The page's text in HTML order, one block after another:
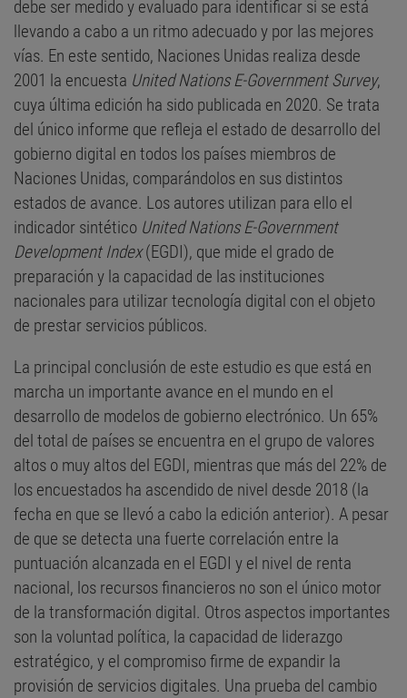
debe ser medido y evaluado para identificar si se está
llevando a cabo a un ritmo adecuado y por las mejores
vías. En este sentido, Naciones Unidas realiza desde
2001 la encuesta United Nations E-Government Survey,
cuya última edición ha sido publicada en 2020. Se trata
del único informe que refleja el estado de desarrollo del
gobierno digital en todos los países miembros de
Naciones Unidas, comparándolos en sus distintos
estados de avance. Los autores utilizan para ello el
indicador sintético United Nations E-Government
Development Index(EGDI), que mide el grado de
preparación y la capacidad de las instituciones
nacionales para utilizar tecnología digital con el objeto
de prestar servicios públicos.
La principal conclusión de este estudio es que está en
marcha un importante avance en el mundo en el
desarrollo de modelos de gobierno electrónico. Un 65%
del total de países se encuentra en el grupo de valores
altos o muy altos del EGDI, mientras que más del 22% de
los encuestados ha ascendido de nivel desde 2018 (la
fecha en que se llevó a cabo la edición anterior). A pesar
de que se detecta una fuerte correlación entre la
puntuación alcanzada en el EGDI y el nivel de renta
nacional, los recursos financieros no son el único motor
de la transformación digital. Otros aspectos importantes
son la voluntad política, la capacidad de liderazgo
estratégico, y el compromiso firme de expandir la
provisión de servicios digitales. Una prueba del cambio